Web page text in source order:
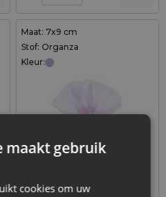
Maat: 7x9 cm
Stof: Organza
Kleur:
maakt gebruik
cookies om uw